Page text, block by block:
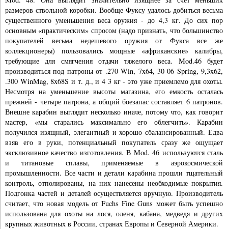
размеров ствольной коробки. Вообще Фуксу удалось добиться весьма
существенного уменьшения веса оружия - до 4,3 кг. До сих пор
основным «практическим» спросом (надо признать, что большинство
покупателей весьма недешевого оружия от Фукса все же
коллекционеры) пользовались мощные «африканские» калибры,
требующие для смягчения отдачи тяжелого веса. Mod.46 будет
производиться под патроны от .270 Win, 7x64, 30-06 Spring, 9,3x62,
.300 WinMag, 8x68S и т. д., и 4 3 кг - это уже приемлемо для охоты.
Несмотря на уменьшение высоты магазина, его емкость осталась
прежней - четыре патрона, а общий боезапас составляет 6 патронов.
Внешне карабин выглядит несколько иначе, потому что, как говорит
мастер, «мы старались максимально его облегчить». Карабин
получился изящный, элегантный и хорошо сбалансированный. Едва
взяв его в руки, потенциальный покупатель сразу же ощущает
эксклюзивное качество изготовления. В Mod. 46 используются сталь
и титановые сплавы, применяемые в аэрокосмической
промышленности. Все части и детали карабина прошли тщательный
контроль, отполированы, на них нанесены необходимые покрытия.
Подгонка частей и деталей осуществляется вручную. Производитель
считает, что новая модель от Fuchs Fine Guns может быть успешно
использована для охоты на лося, оленя, кабана, медведя и других
крупных животных в России, странах Европы и Северной Америки.